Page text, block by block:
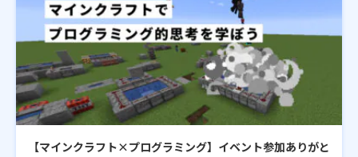
【マインクラフト×プログラミング】イベント参加ありがと